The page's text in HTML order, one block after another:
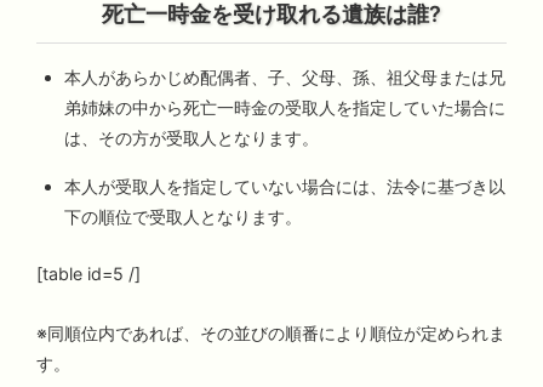
死亡一時金を受け取れる遺族は誰?
本人があらかじめ配偶者、子、父母、孫、祖父母または兄
弟姉妹の中から死亡一時金の受取人を指定していた場合に
は、その方が受取人となります。
本人が受取人を指定していない場合には、法令に基づき以
下の順位で受取人となります。
[table id=5 /]
※同順位内であれば、その並びの順番により順位が定められま
す。